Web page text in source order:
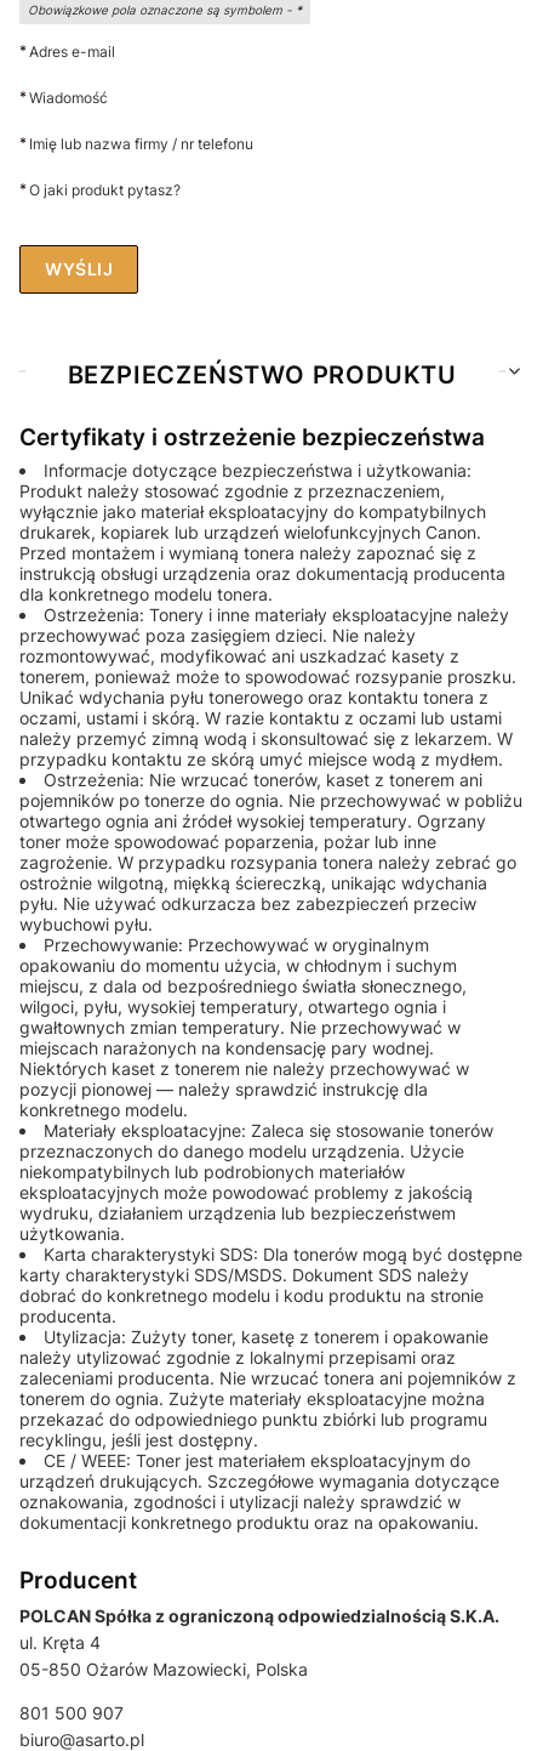
Obowiązkowe pola oznaczone są symbolem - *
*Adres e-mail
*Wiadomość
* Imię lub nazwa firmy / nr telefonu
*O jaki produkt pytasz?
WYŚLIJ
BEZPIECZEŃSTWO PRODUKTU
Certyfikaty i ostrzeżenie bezpieczeństwa
Informacje dotyczące bezpieczeństwa i użytkowania:
Produkt należy stosować zgodnie z przeznaczeniem,
wyłącznie jako materiał eksploatacyjny do kompatybilnych
drukarek, kopiarek lub urządzeń wielofunkcyjnych Canon.
Przed montażem i wymianą tonera należy zapoznać się z
instrukcją obsługi urządzenia oraz dokumentacją producenta
dla konkretnego modelu tonera.
Ostrzeżenia: Tonery i inne materiały eksploatacyjne należy
przechowywać poza zasięgiem dzieci. Nie należy
rozmontowywać, modyfikować ani uszkadzać kasety z
tonerem, ponieważ może to spowodować rozsypanie proszku.
Unikać wdychania pyłu tonerowego oraz kontaktu tonera z
oczami, ustami i skórą. W razie kontaktu z oczami lub ustami
należy przemyć zimną wodą i skonsultować się z lekarzem. W
przypadku kontaktu ze skórą umyć miejsce wodą z mydłem.
Ostrzeżenia: Nie wrzucać tonerów, kaset z tonerem ani
pojemników po tonerze do ognia. Nie przechowywać w pobliżu
otwartego ognia ani źródeł wysokiej temperatury. Ogrzany
toner może spowodować poparzenia, pożar lub inne
zagrożenie. W przypadku rozsypania tonera należy zebrać go
ostrożnie wilgotną, miękką ściereczką, unikając wdychania
pyłu. Nie używać odkurzacza bez zabezpieczeń przeciw
wybuchowi pyłu.
Przechowywanie: Przechowywać w oryginalnym
opakowaniu do momentu użycia, w chłodnym i suchym
miejscu, z dala od bezpośredniego światła słonecznego,
wilgoci, pyłu, wysokiej temperatury, otwartego ognia i
gwałtownych zmian temperatury. Nie przechowywać w
miejscach narażonych na kondensację pary wodnej.
Niektórych kaset z tonerem nie należy przechowywać w
pozycji pionowej — należy sprawdzić instrukcję dla
konkretnego modelu.
Materiały eksploatacyjne: Zaleca się stosowanie tonerów
przeznaczonych do danego modelu urządzenia. Użycie
niekompatybilnych lub podrobionych materiałów
eksploatacyjnych może powodować problemy z jakością
wydruku, działaniem urządzenia lub bezpieczeństwem
użytkowania.
Karta charakterystyki SDS: Dla tonerów mogą być dostępne
karty charakterystyki SDS/MSDS. Dokument SDS należy
dobrać do konkretnego modelu i kodu produktu na stronie
producenta.
Utylizacja: Zużyty toner, kasetę z tonerem i opakowanie
należy utylizować zgodnie z lokalnymi przepisami oraz
zaleceniami producenta. Nie wrzucać tonera ani pojemników z
tonerem do ognia. Zużyte materiały eksploatacyjne można
przekazać do odpowiedniego punktu zbiórki lub programu
recyklingu, jeśli jest dostępny.
CE / WEEE: Toner jest materiałem eksploatacyjnym do
urządzeń drukujących. Szczegółowe wymagania dotyczące
oznakowania, zgodności i utylizacji należy sprawdzić w
dokumentacji konkretnego produktu oraz na opakowaniu.
Producent
POLCAN Spółka z ograniczoną odpowiedzialnością S.K.A.
ul. Kręta 4
05-850 Ożarów Mazowiecki, Polska
801 500 907
biuro@asarto.pl